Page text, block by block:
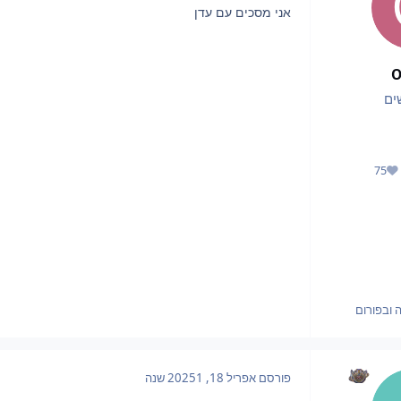
75
מוניטין
ובפורום
אני מסכים עם עדן
פורסם אפריל 18, 2025 1 שנה